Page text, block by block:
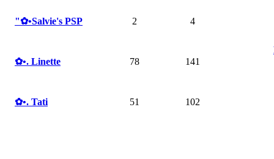
"✿ •Salvie's PSP 2 4
✿ •. Linette 78 141
✿ •. Tati 51 102